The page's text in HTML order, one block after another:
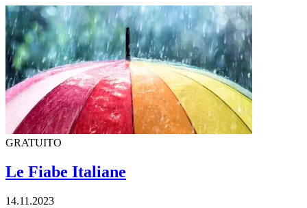
GRATUITO
Le Fiabe Italiane
14.11.2023